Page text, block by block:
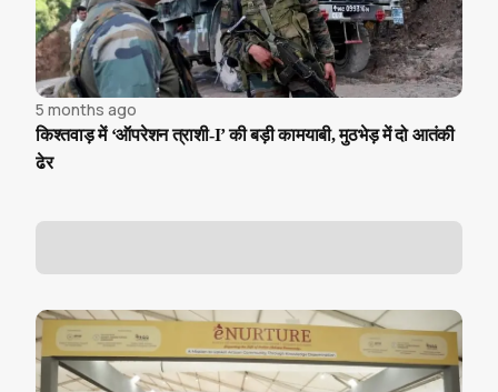
5 months ago
किश्तवाड़ में ‘ऑपरेशन त्राशी-I’ की बड़ी कामयाबी, मुठभेड़ में दो आतंकी
ढेर